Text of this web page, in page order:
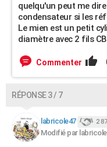
quelqu'un peut me
condensateur si les
Le mien est un petit
diamètre avec 2 fils
Commenter
RÉPONSE 3 / 7
labricole47 2
Modifié par